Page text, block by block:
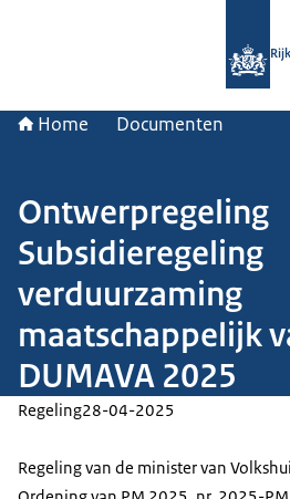
Home Documenten
Ontwerpregeling
Subsidieregeling
verduurzaming
maatschappelijk
DUMAVA 2025
Regeling28-04-2025
Regeling van de minister van